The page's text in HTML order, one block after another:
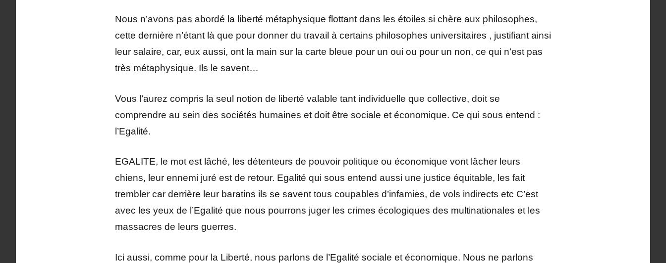
Nous n’avons pas abordé la liberté métaphysique flottant dans les étoiles si chère aux philosophes,
cette dernière n’étant là que pour donner du travail à certains philosophes universitaires , justifiant ainsi
leur salaire, car, eux aussi, ont la main sur la carte bleue pour un oui ou pour un non, ce qui n’est pas
très métaphysique. Ils le savent…
Vous l’aurez compris la seul notion de liberté valable tant individuelle que collective, doit se
comprendre au sein des sociétés humaines et doit être sociale et économique. Ce qui sous entend :
l’Egalité.
EGALITE, le mot est lâché, les détenteurs de pouvoir politique ou économique vont lâcher leurs
chiens, leur ennemi juré est de retour. Egalité qui sous entend aussi une justice équitable, les fait
trembler car derrière leur baratins ils se savent tous coupables d’infamies, de vols indirects etc C’est
avec les yeux de l’Egalité que nous pourrons juger les crimes écologiques des multinationales et les
massacres de leurs guerres.
Ici aussi, comme pour la Liberté, nous parlons de l’Egalité sociale et économique. Nous ne parlons